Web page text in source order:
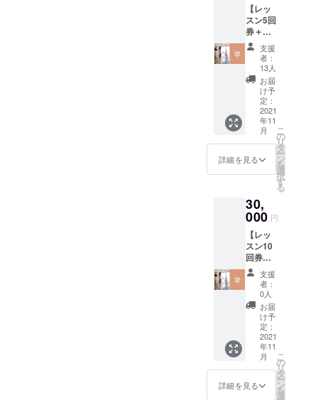
~2022
年12月
31日) ・
オリジ
ナル
グッズ
１点
（メッ
セージ
カード
または
ステッ
カー）
※備考欄
をご記
入くだ
さい。
【レッ
スン5回
券＋オ
リジナ
ルグッ
ズ２
点】 ・
ヨガ対
面レッ
スンま
たはオ
ンライ
ンレッ
スン5回
券 回数
券の有
(2021年
11月5日
~2022
年12月
31日) ・
オリジ
ナル
メッ
セージ
カード
・オリ
ジナル
ステッ
カー
支援
者：
13人
お届
け予
定：
2021
年11
月
詳細を見る
こ
の
リ
タ
ー
ン
を
選
択
す
る
30,
000 円
【レッ
スン10
回券＋
オリジ
ナル
グッズ
２点】
・ヨガ
対面
レッス
ンまた
はオン
ライン
レッス
ン10回
支援
者：
0人
お届
け予
定：
2021
年11
月
詳細を見る
こ
の
リ
タ
ー
ン
を
選